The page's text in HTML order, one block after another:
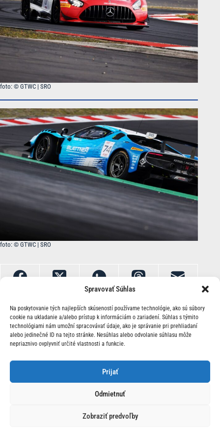
Spravovať Súhlas
Na poskytovanie tých najlepších skúseností používame technológie, ako sú súbory
cookie na ukladanie a/alebo prístup k informáciám o zariadení. Súhlas s týmito
technológiami nám umožní spracovávať údaje, ako je správanie pri prehliadaní
alebo jedinečné ID na tejto stránke. Nesúhlas alebo odvolanie súhlasu môže
nepriaznivo ovplyvniť určité vlastnosti a funkcie.
Prijať
Odmietnuť
Zobraziť predvoľby
foto: © GTWC | SRO
foto: © GTWC | SRO
O Nás | Kontakt